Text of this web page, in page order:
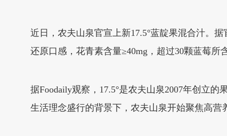
近日，农夫山泉官宣上新17.5°蓝靛果混合汁。
还原口感，花青素含量≥40mg，超过30颗蓝莓所
据Foodaily观察，17.5°是农夫山泉2007年创立
生活理念盛行的背景下，农夫山泉开始聚焦高营